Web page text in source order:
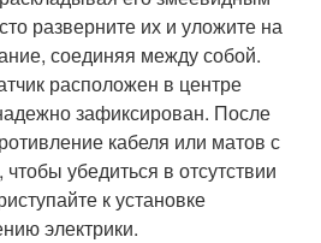
разверните их и уложите на
соединяя между собой.
расположен в центре
зафиксирован. После
кабеля или матов с
убедиться в отсутствии
к установке
электрики.